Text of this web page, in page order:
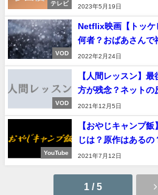
テレビ
2023年5月19日
VOD
Netflix映画【トッケ
何者？おばあさんで
2022年2月24日
VOD
【人間レッスン】
方が残念？ネットの
2021年12月5日
YouTube
【おやじキャンプ
じは？原作はあるの
2021年7月12日
1 / 5